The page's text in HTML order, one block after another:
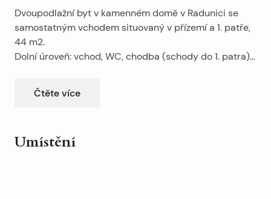
Dvoupodlažní byt v kamenném domě v Radunici se
samostatným vchodem situovaný v přízemí a 1. patře,
44 m2.
Dolní úroveň: vchod, WC, chodba (schody do 1. patra)
V horním patře: velká místnost a vstup do podkroví.
Potřebuje rekonstrukci.
Nedaleké okolí škol, trhu, starého města, stanic atd.
Čtěte více
Umístění